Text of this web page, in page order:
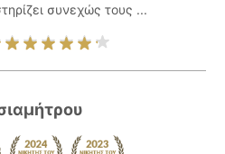
συνεχώς τους ...